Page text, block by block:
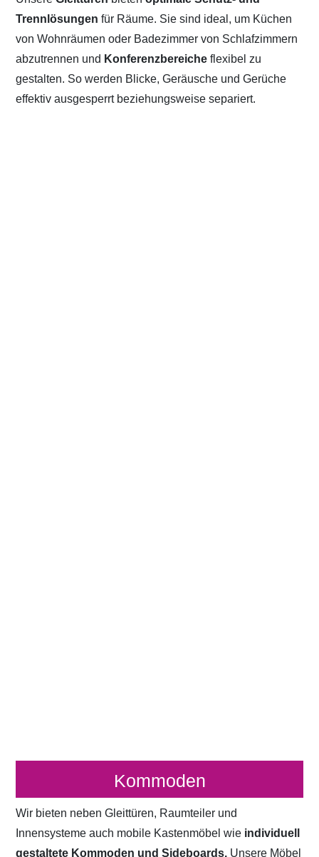
Trennlösungen für Räume. Sie sind ideal, um Küchen
von Wohnräumen oder Badezimmer von Schlafzimmern
abzutrennen und Konferenzbereicheflexibel zu
gestalten. So werden Blicke, Geräusche und Gerüche
effektiv ausgesperrt beziehungsweise separiert.
Kommoden
Wir bieten neben Gleittüren, Raumteiler und
Innensysteme auch mobile Kastenmöbel wie individuell
gestaltete Kommoden und Sideboards. Unsere Möbel